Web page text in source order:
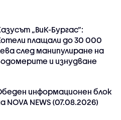
„ВиК-Бургас“:
плащали до 30 000
след манипулиране на
и изнудване
информационен блок
NOVA NEWS (07.08.2026)